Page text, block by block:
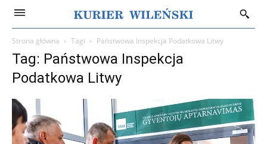
Strona główna Tagi Państwowa Inspekcja Podatkowa Litwy
Tag: Państwowa Inspekcja
Podatkowa Litwy